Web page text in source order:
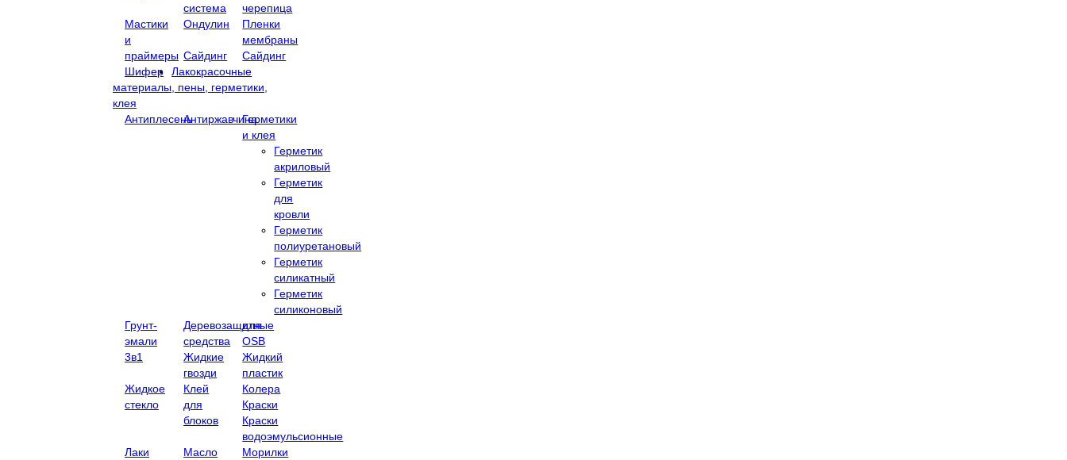
система
черепица
Мастики
и
праймеры
Ондулин
Пленки
мембраны
Сайдинг
Сайдинг
Шифер
Лакокрасочные
материалы, пены, герметики,
клея
АнтиплесеньАнтиржавчинаГерметики
и клея
Герметик
акриловый
Герметик
для
кровли
Герметик
полиуретановый
Герметик
силикатный
Герметик
силиконовый
Грунт-
эмали
3в1
Деревозащитные
средства
для
OSB
Жидкие
гвозди
Жидкий
пластик
Жидкое
стекло
Клей
для
блоков
Колера
Краски
Краски
водоэмульсионные
Лаки
Масло
Морилки